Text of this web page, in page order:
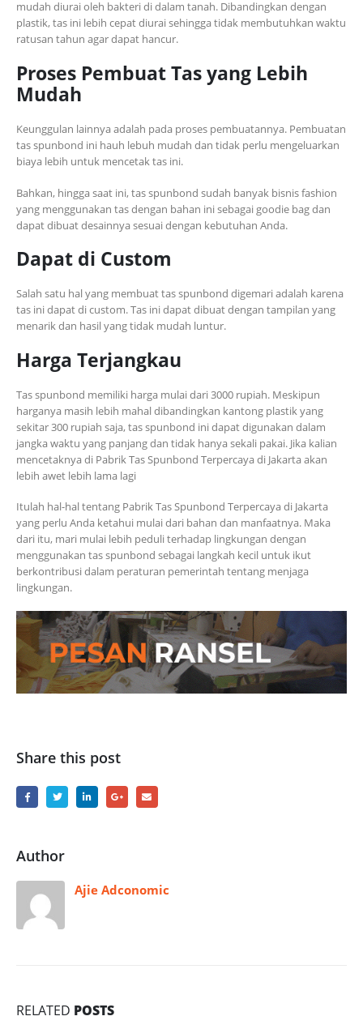
mudah diurai oleh bakteri di dalam tanah. Dibandingkan dengan
plastik, tas ini lebih cepat diurai sehingga tidak membutuhkan waktu
ratusan tahun agar dapat hancur.
Proses Pembuat Tas yang Lebih
Mudah
Keunggulan lainnya adalah pada proses pembuatannya. Pembuatan
tas spunbond ini hauh lebuh mudah dan tidak perlu mengeluarkan
biaya lebih untuk mencetak tas ini.
Bahkan, hingga saat ini, tas spunbond sudah banyak bisnis fashion
yang menggunakan tas dengan bahan ini sebagai goodie bag dan
dapat dibuat desainnya sesuai dengan kebutuhan Anda.
Dapat di Custom
Salah satu hal yang membuat tas spunbond digemari adalah karena
tas ini dapat di custom. Tas ini dapat dibuat dengan tampilan yang
menarik dan hasil yang tidak mudah luntur.
Harga Terjangkau
Tas spunbond memiliki harga mulai dari 3000 rupiah. Meskipun
harganya masih lebih mahal dibandingkan kantong plastik yang
sekitar 300 rupiah saja, tas spunbond ini dapat digunakan dalam
jangka waktu yang panjang dan tidak hanya sekali pakai. Jika kalian
mencetaknya di Pabrik Tas Spunbond Terpercaya di Jakarta akan
lebih awet lebih lama lagi
Itulah hal-hal tentang Pabrik Tas Spunbond Terpercaya di Jakarta
yang perlu Anda ketahui mulai dari bahan dan manfaatnya. Maka
dari itu, mari mulai lebih peduli terhadap lingkungan dengan
menggunakan tas spunbond sebagai langkah kecil untuk ikut
berkontribusi dalam peraturan pemerintah tentang menjaga
lingkungan.
Share this post
Author
Ajie Adconomic
RELATED POSTS